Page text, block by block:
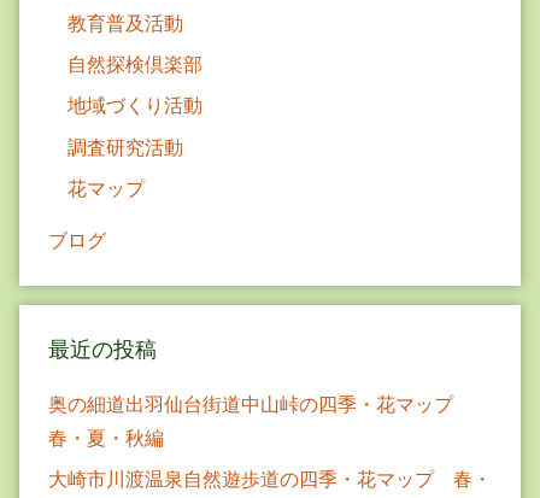
教育普及活動
自然探検倶楽部
地域づくり活動
調査研究活動
花マップ
ブログ
最近の投稿
奥の細道出羽仙台街道中山峠の四季・花マップ
春・夏・秋編
大崎市川渡温泉自然遊歩道の四季・花マップ 春・